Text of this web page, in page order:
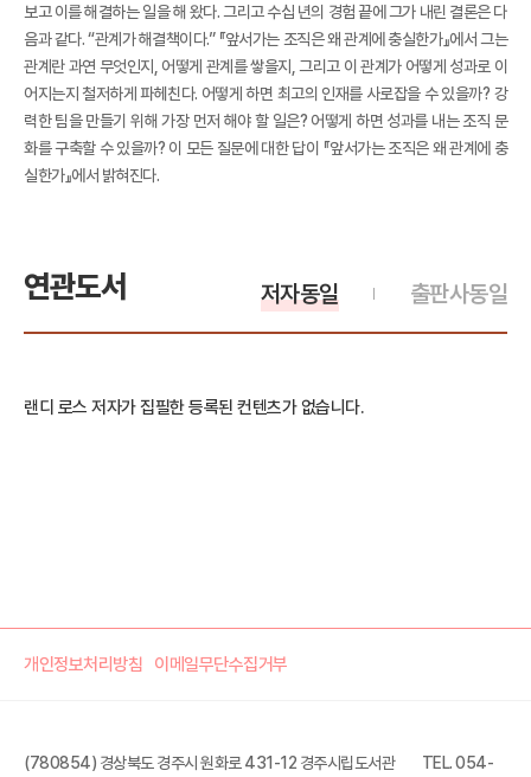
보고 이를 해결하는 일을 해 왔다. 그리고 수십 년의 경험 끝에 그가 내린 결론은 다
음과 같다. “관계가 해결책이다.” 『앞서가는 조직은 왜 관계에 충실한가』에서 그는
관계란 과연 무엇인지, 어떻게 관계를 쌓을지, 그리고 이 관계가 어떻게 성과로 이
어지는지 철저하게 파헤친다. 어떻게 하면 최고의 인재를 사로잡을 수 있을까? 강
력한 팀을 만들기 위해 가장 먼저 해야 할 일은? 어떻게 하면 성과를 내는 조직 문
화를 구축할 수 있을까? 이 모든 질문에 대한 답이 『앞서가는 조직은 왜 관계에 충
실한가』에서 밝혀진다.
연관도서 출판사동일
저자동일
랜디 로스 저자가 집필한 등록된 컨텐츠가 없습니다.
개인정보처리방침 이메일무단수집거부
(780854) 경상북도 경주시 원화로 431-12 경주시립도서관 TEL. 054-